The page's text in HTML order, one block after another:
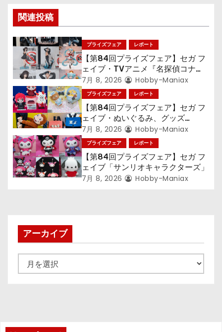
ビ
ゲ
ー
シ
ョ
ン
関連投稿
プライズフェア レポート
【第84回プライズフェア】セガ フ
ェイブ・TVアニメ『名探偵コナ
ン』TVアニメ『呪術廻戦』『〈物
語〉シリーズ』「初音ミク」
7月 8, 2026 Hobby-Maniax
プライズフェア レポート
【第84回プライズフェア】セガ フ
ェイブ・ぬいぐるみ、グッズ
『LiSA』『ミニオン』『おさるの
ジョージ』『ポケットモンスター』
7月 8, 2026 Hobby-Maniax
プライズフェア レポート
【第84回プライズフェア】セガ フ
ェイブ「サンリオキャラクターズ」
7月 8, 2026 Hobby-Maniax
アーカイブ
ー